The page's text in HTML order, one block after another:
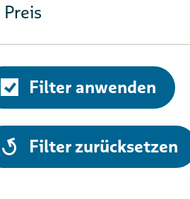
Preis
Filter anwenden
alle
Filter zurücksetzen